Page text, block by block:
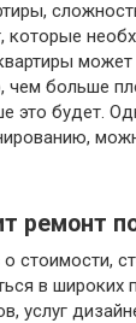
которые
может
чем больше
это будет.
ремонт
стоимости,
в широких
услуг